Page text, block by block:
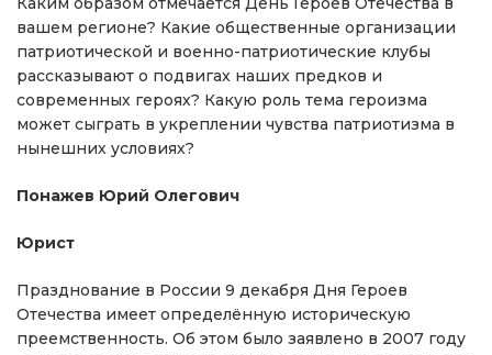
вашем регионе? Какие общественные организации
патриотической и военно-патриотические клубы
рассказывают о подвигах наших предков и
современных героях? Какую роль тема героизма
может сыграть в укреплении чувства патриотизма в
нынешних условиях?
Понажев Юрий Олегович
Юрист
Празднование в России 9 декабря Дня Героев
Отечества имеет определённую историческую
преемственность. Об этом было заявлено в 2007 году